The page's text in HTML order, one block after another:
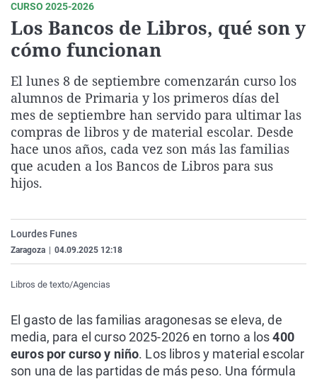
Julia en la onda
La brújula
Radioestadio noche
El colegio invisible
La rosa de los vientos
Gente viajera
Expedientes del más
El viaje del Guernica
Prohibido morirse
Esto no ha pasado
Caso
Retornados
Operación Viuda
Baleares
Cantabria
Comunidad de Madrid
Comunitat Valenciana
Extremadura
Galicia
Navarra
Economía
Deportes
Motor
El tiempo
Más noticias
Cultura
Gastronomía
Medio ambiente
Virales
Televisión
CURSO 2025-2026
Los Bancos de Libros, qué son y
cómo funcionan
El lunes 8 de septiembre comenzarán curso los
alumnos de Primaria y los primeros días del
mes de septiembre han servido para ultimar las
compras de libros y de material escolar. Desde
hace unos años, cada vez son más las familias
que acuden a los Bancos de Libros para sus
hijos.
Lourdes Funes
Zaragoza 04.09.2025 12:18
Libros de texto/Agencias
El gasto de las familias aragonesas se eleva, de
media, para el curso 2025-2026 en torno a los400
euros por curso y niño. Los libros y material escolar
son una de las partidas de más peso. Una fórmula